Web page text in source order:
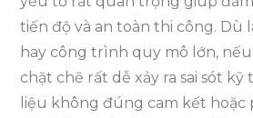
tiến độ và an toàn thi công. Dù
hay công trình quy mô lớn,
chặt chẽ rất dễ xảy ra sai sót
liệu không đúng cam kết hoặc